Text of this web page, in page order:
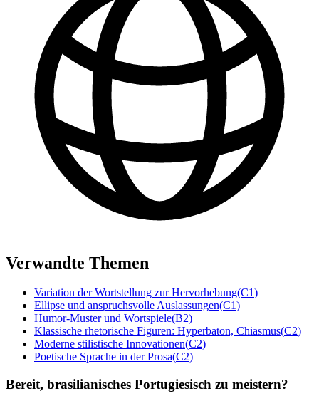
Verwandte Themen
Variation der Wortstellung zur Hervorhebung(C1)
Ellipse und anspruchsvolle Auslassungen(C1)
Humor-Muster und Wortspiele(B2)
Klassische rhetorische Figuren: Hyperbaton, Chiasmus(C2)
Moderne stilistische Innovationen(C2)
Poetische Sprache in der Prosa(C2)
Bereit, brasilianisches Portugiesisch zu meistern?